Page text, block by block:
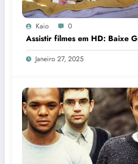
Kaio 0
Assistir filmes em HD: Baixe
Janeiro 27, 2025